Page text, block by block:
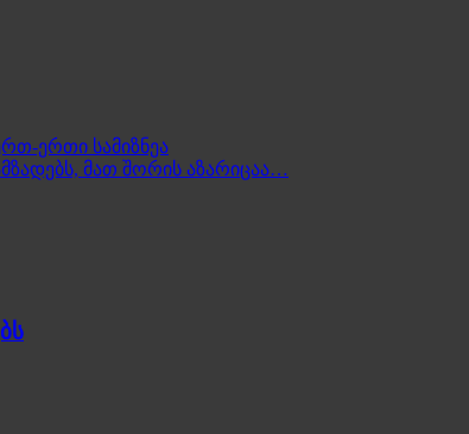
ერთი სამიზნეა
მათ შორის აზარიცაა…